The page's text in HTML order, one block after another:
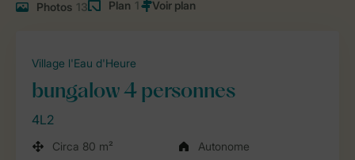
Photos 13 Plan 1
Village l'Eau d'Heure
bungalow 4 personnes
4L2
Circa 80 m²
Autonome